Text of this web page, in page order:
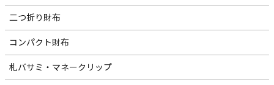
二つ折り財布
コンパクト財布
札バサミ・マネークリップ